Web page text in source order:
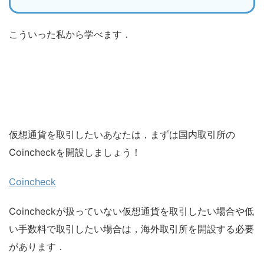
こういった私から学べます．
仮想通貨を取引したいあなたは，まずは国内取引所の
Coincheckを開設しましょう！
Coincheck
Coincheckが扱っていない仮想通貨を取引したい場合や低
い手数料で取引したい場合は，海外取引所を開設する必要
があります．